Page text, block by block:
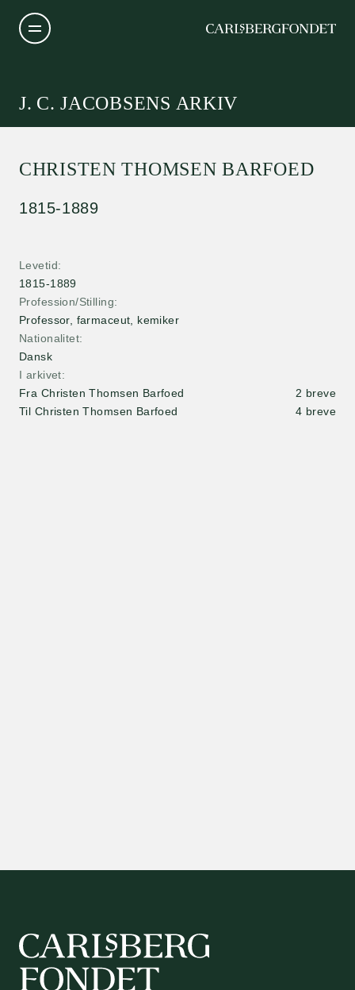
J. C. JACOBSENS ARKIV
Levetid
1815-1889
Profession/Stilling
Professor, farmaceut, kemiker
Nationalitet
Dansk
I arkivet
Fra Christen Thomsen Barfoed
2 breve
Til Christen Thomsen Barfoed
4 breve
CHRISTEN THOMSEN BARFOED
1815-1889